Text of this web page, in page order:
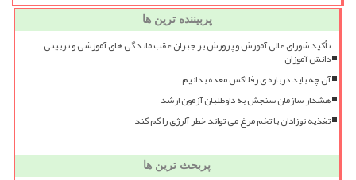
پربیننده ترین ها
تأکید شورای عالی آموزش و پرورش بر جبران عقب ماندگی های آموزشی و تربیتی
دانش آموزان
آن چه باید درباره ی رفلاکس معده بدانیم
هشدار سازمان سنجش به داوطلبان آزمون ارشد
تغذیه نوزادان با تخم مرغ می تواند خطر آلرژی را کم کند
پربحث ترین ها